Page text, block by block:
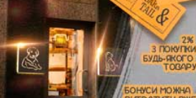
Забули пароль?